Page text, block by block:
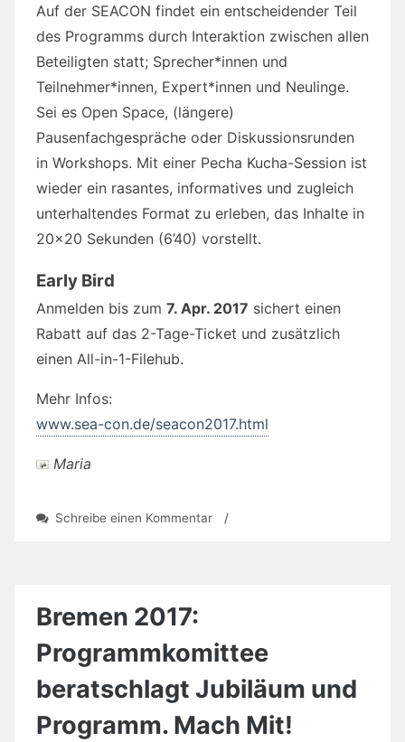
Auf der SEACON findet ein entscheidender Teil
des Programms durch Interaktion zwischen allen
Beteiligten statt; Sprecher*innen und
Teilnehmer*innen, Expert*innen und Neulinge.
Sei es Open Space, (längere)
Pausenfachgespräche oder Diskussionsrunden
in Workshops. Mit einer Pecha Kucha-Session ist
wieder ein rasantes, informatives und zugleich
unterhaltendes Format zu erleben, das Inhalte in
20×20 Sekunden (6’40) vorstellt.
Early Bird
Anmelden bis zum 7. Apr. 2017 sichert einen
Rabatt auf das 2-Tage-Ticket und zusätzlich
einen All-in-1-Filehub.
Mehr Infos:
www.sea-con.de/seacon2017.html
Maria
Schreibe einen Kommentarzu
Norden!
/
Bremen 2017:
Programmkomittee
beratschlagt Jubiläum und
Programm. Mach Mit!